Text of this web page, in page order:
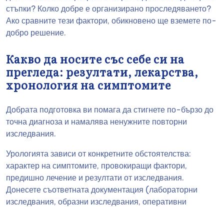
стъпки? Колко добре е организирано проследяването?
Ако сравните тези фактори, обикновено ще вземете по-
добро решение.
Какво да носите със себе си на
прегледа: резултати, лекарства,
хронология на симптомите
Добрата подготовка ви помага да стигнете по-бързо до
точна диагноза и намалява ненужните повторни
изследвания.
Урологията зависи от конкретните обстоятелства:
характер на симптомите, провокиращи фактори,
предишно лечение и резултати от изследвания.
Донесете съответната документация (лабораторни
изследвания, образни изследвания, оперативни